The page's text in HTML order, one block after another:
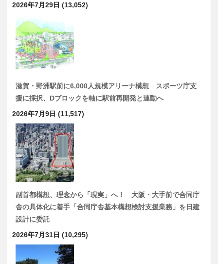
2026年7月29日 (13,052)
滋賀・野洲駅前に6,000人規模アリーナ構想 スポーツ庁支
援に採択、Dブロックを軸に駅前再開発と連動へ
2026年7月9日 (11,517)
副首都構想、理念から「現実」へ！ 大阪・大手前で合同庁
舎の具体化に着手「合同庁舎基本構想検討支援業務」を日建
設計に委託
2026年7月31日 (10,295)